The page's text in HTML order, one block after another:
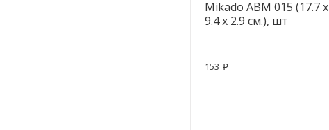
Mikado ABM 015 (17.7 x
9.4 x 2.9 см.), шт
153 p